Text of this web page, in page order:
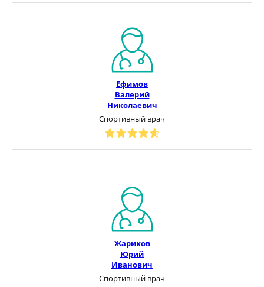
Ефимов
Валерий
Николаевич
Спортивный врач
Жариков
Юрий
Иванович
Спортивный врач